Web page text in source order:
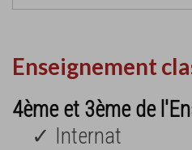
Enseignement
4ème et 3ème de
✓ Internat